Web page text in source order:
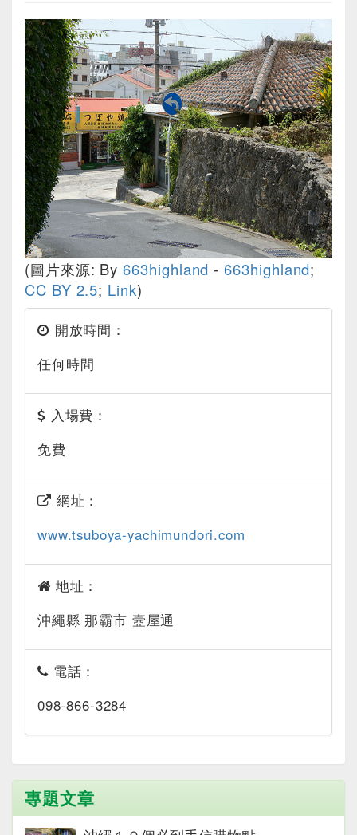
(圖片來源: By663highland -663highland;
CC BY 2.5; Link)
開放時間：
任何時間
入場費：
免費
網址：
www.tsuboya-yachimundori.com
地址：
沖繩縣 那霸市 壼屋通
電話：
098-866-3284
專題文章